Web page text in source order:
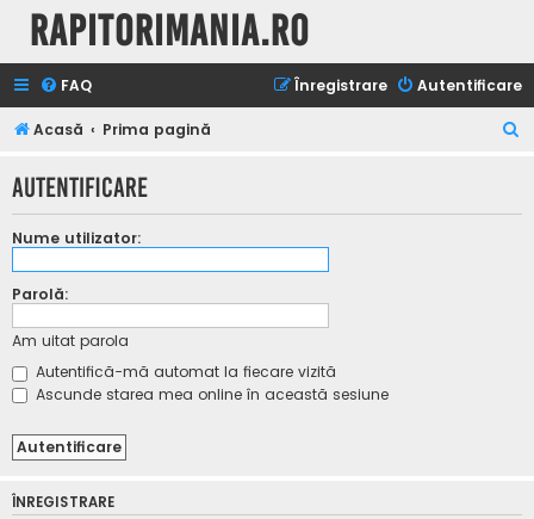
Rapitorimania.ro
FAQ Autentificare
Înregistrare
Acasă Prima pagină
t
Autentificare
Nume utilizator:
Parolă:
Am uitat parola
Autentifică-mă automat la fiecare vizită
Ascunde starea mea online în această sesiune
ÎNREGISTRARE